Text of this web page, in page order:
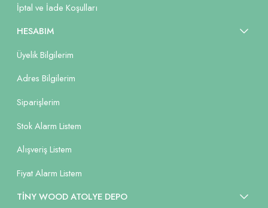
İptal ve İade Koşulları
HESABIM
Üyelik Bilgilerim
Adres Bilgilerim
Siparişlerim
Stok Alarm Listem
Alışveriş Listem
Fiyat Alarm Listem
TİNY WOOD ATOLYE DEPO